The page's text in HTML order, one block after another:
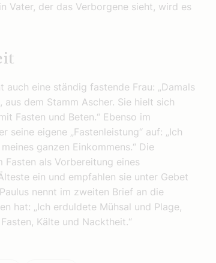
Vater, der das Verborgene sieht, wird es
eine ständig fastende Frau: „Damals
dem Stamm Ascher. Sie hielt sich
Fasten und Beten.“ Ebenso im
seine eigene „Fastenleistung“ auf: „Ich
ganzen Einkommens.“ Die
als Vorbereitung eines
ein und empfahlen sie unter Gebet
nennt im zweiten Brief an die
hat: „Ich erduldete Mühsal und Plage,
Kälte und Nacktheit.“